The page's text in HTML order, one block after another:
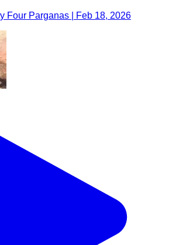
Four Parganas | Feb 18, 2026